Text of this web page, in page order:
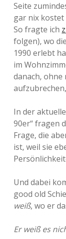
Seite
gar nix kostet
So fragte ich
folgen), wo
1990 erlebt
im
danach, ohne
In der
90er“ fragen
Frage, die
ist, weil sie
Und dabei
good old
weiß, wo er
Er weiß es